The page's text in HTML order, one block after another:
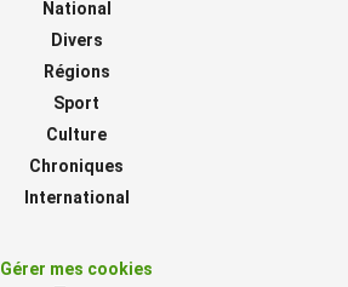
National
Divers
Régions
Sport
Culture
Chroniques
International
Gérer mes cookies